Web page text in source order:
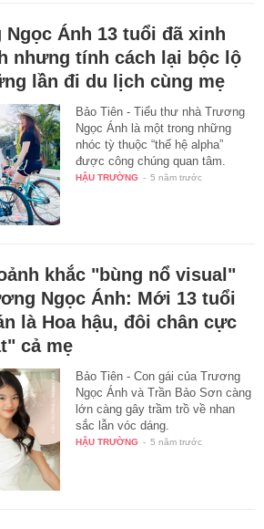
Ánh 13 tuổi đã xinh
nhưng tính cách lại bộc lộ
lần đi du lịch cùng mẹ
Bảo Tiên - Tiểu thư nhà Trương
Ngọc Ánh là một trong những
nhóc tỳ thuộc “thế hệ alpha”
được công chúng quan tâm.
HẬU TRƯỜNG - 5 năm trước
khắc "bùng nổ visual"
Ngọc Ánh: Mới 13 tuổi
là Hoa hậu, đôi chân cực
cả mẹ
Bảo Tiên - Con gái của Trương
Ngọc Ánh và Trần Bảo Sơn càng
lớn càng gây trầm trồ về nhan
sắc lẫn vóc dáng.
HẬU TRƯỜNG - 5 năm trước